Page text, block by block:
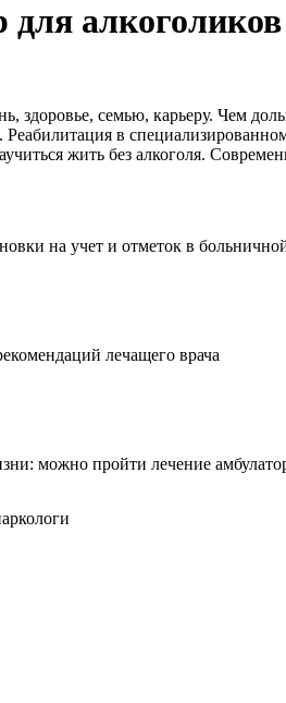
здоровье, семью, карьеру. Чем
в
жить без алкоголя.
на учет и отметок в
лечащего врача
можно пройти лечение